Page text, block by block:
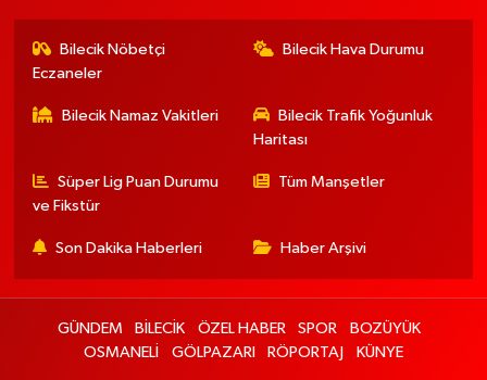
Bilecik Nöbetçi
Eczaneler
Bilecik Hava Durumu
Bilecik Namaz Vakitleri
Bilecik Trafik Yoğunluk
Haritası
Süper Lig Puan Durumu
ve Fikstür
Tüm Manşetler
Son Dakika Haberleri Haber Arşivi
GÜNDEM BİLECİK ÖZEL HABER SPOR
BOZÜYÜK
OSMANELİ
GÖLPAZARI RÖPORTAJ KÜNYE